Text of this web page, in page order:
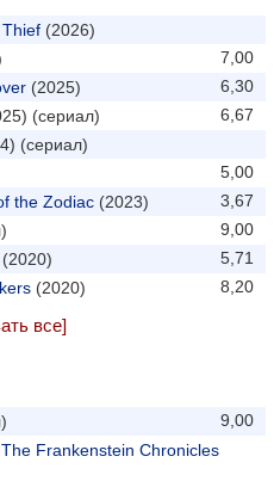
(2026)
7,00
6,30
(2025)
6,67
(сериал)
(сериал)
5,00
3,67
the Zodiac (2023)
9,00
5,71
(2020)
8,20
(2020)
все]
9,00
Frankenstein Chronicles